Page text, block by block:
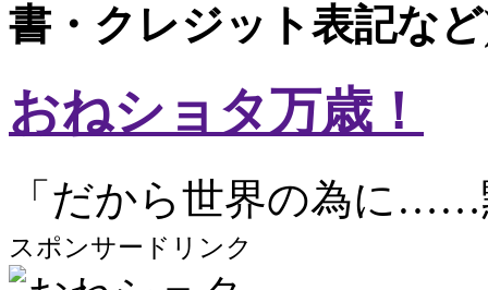
書・クレジット表記な
おねショタ万歳！
「だから世界の為に
スポンサードリンク